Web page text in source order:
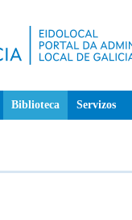
Biblioteca Servizos